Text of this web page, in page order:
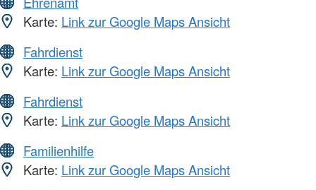
Karte: Link zur Google Maps Ansicht
Fahrdienst
Karte: Link zur Google Maps Ansicht
Fahrdienst
Karte: Link zur Google Maps Ansicht
Familienhilfe
Karte: Link zur Google Maps Ansicht